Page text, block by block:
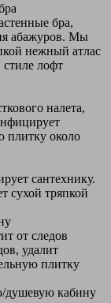
бра,
абажуров. Мы
нежный атлас
лофт
налета,
плитку около
сантехнику.
сухой тряпкой
от следов
удалит
плитку
душевую кабину